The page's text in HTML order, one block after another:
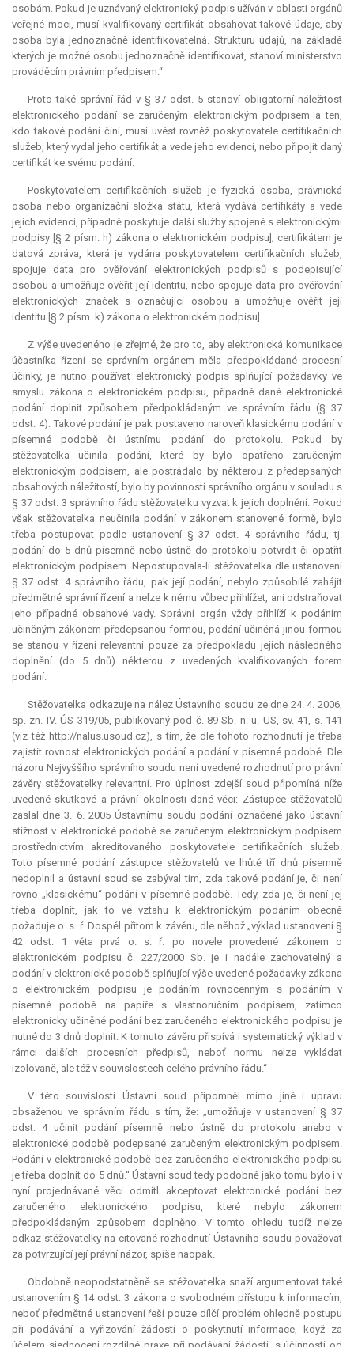
osobám. Pokud je uznávaný elektronický podpis užíván v oblasti orgánů
veřejné moci, musí kvalifikovaný certifikát obsahovat takové údaje, aby
osoba byla jednoznačně identifikovatelná. Strukturu údajů, na základě
kterých je možné osobu jednoznačně identifikovat, stanoví ministerstvo
prováděcím právním předpisem.“
Proto také správní řád v § 37 odst. 5 stanoví obligatorní náležitost
elektronického podání se zaručeným elektronickým podpisem a ten,
kdo takové podání činí, musí uvést rovněž poskytovatele certifikačních
služeb, který vydal jeho certifikát a vede jeho evidenci, nebo připojit daný
certifikát ke svému podání.
Poskytovatelem certifikačních služeb je fyzická osoba, právnická
osoba nebo organizační složka státu, která vydává certifikáty a vede
jejich evidenci, případně poskytuje další služby spojené s elektronickými
podpisy [§ 2 písm. h) zákona o elektronickém podpisu]; certifikátem je
datová zpráva, která je vydána poskytovatelem certifikačních služeb,
spojuje data pro ověřování elektronických podpisů s podepisující
osobou a umožňuje ověřit její identitu, nebo spojuje data pro ověřování
elektronických značek s označující osobou a umožňuje ověřit její
identitu [§ 2 písm. k) zákona o elektronickém podpisu].
Z výše uvedeného je zřejmé, že pro to, aby elektronická komunikace
účastníka řízení se správním orgánem měla předpokládané procesní
účinky, je nutno používat elektronický podpis splňující požadavky ve
smyslu zákona o elektronickém podpisu, případně dané elektronické
podání doplnit způsobem předpokládaným ve správním řádu (§ 37
odst. 4). Takové podání je pak postaveno naroveň klasickému podání v
písemné podobě či ústnímu podání do protokolu. Pokud by
stěžovatelka učinila podání, které by bylo opatřeno zaručeným
elektronickým podpisem, ale postrádalo by některou z předepsaných
obsahových náležitostí, bylo by povinností správního orgánu v souladu s
§ 37 odst. 3 správního řádu stěžovatelku vyzvat k jejich doplnění. Pokud
však stěžovatelka neučinila podání v zákonem stanovené formě, bylo
třeba postupovat podle ustanovení § 37 odst. 4 správního řádu, tj.
podání do 5 dnů písemně nebo ústně do protokolu potvrdit či opatřit
elektronickým podpisem. Nepostupovala-li stěžovatelka dle ustanovení
§ 37 odst. 4 správního řádu, pak její podání, nebylo způsobilé zahájit
předmětné správní řízení a nelze k němu vůbec přihlížet, ani odstraňovat
jeho případné obsahové vady. Správní orgán vždy přihlíží k podáním
učiněným zákonem předepsanou formou, podání učiněná jinou formou
se stanou v řízenírelevantní pouze za předpokladu jejich následného
doplnění (do 5 dnů) některou z uvedených kvalifikovaných forem
podání.
Stěžovatelka odkazuje na nález Ústavního soudu ze dne 24. 4. 2006,
sp. zn. IV. ÚS 319/05, publikovaný pod č. 89 Sb. n. u. US, sv. 41, s. 141
(viz též http://nalus.usoud.cz), s tím, že dle tohoto rozhodnutí je třeba
zajistit rovnost elektronických podání a podání v písemné podobě. Dle
názoru Nejvyššího správního soudu není uvedené rozhodnutí pro právní
závěry stěžovatelkyrelevantní. Pro úplnost zdejší soud připomíná níže
uvedené skutkové a právní okolnosti dané věci: Zástupce stěžovatelů
zaslal dne 3. 6. 2005 Ústavnímu soudu podání označené jako ústavní
stížnost v elektronické podobě se zaručeným elektronickým podpisem
prostřednictvím akreditovaného poskytovatele certifikačních služeb.
Toto písemné podání zástupce stěžovatelů ve lhůtě tří dnů písemně
nedoplnil a ústavní soud se zabýval tím, zda takové podání je, či není
rovno „klasickému“ podání v písemné podobě. Tedy, zda je, či není jej
třeba doplnit, jak to ve vztahu k elektronickým podáním obecně
požaduje o. s. ř. Dospěl přitom k závěru, dle něhož „výklad ustanovení §
42 odst. 1 věta prvá o. s. ř. po novele provedené zákonem o
elektronickém podpisu č. 227/2000 Sb. je i nadále zachovatelný a
podání v elektronické podobě splňující výše uvedené požadavky zákona
o elektronickém podpisu je podáním rovnocenným s podáním v
písemné podobě na papíře s vlastnoručním podpisem, zatímco
elektronicky učiněné podání bez zaručeného elektronického podpisu je
nutné do 3 dnů doplnit. K tomuto závěru přispívá i systematický výklad v
rámci dalších procesních předpisů, neboť normu nelze vykládat
izolovaně, ale též v souvislostech celého právního řádu.“
V této souvislosti Ústavní soud připomněl mimo jiné i úpravu
obsaženou ve správním řádu s tím, že: „umožňuje v ustanovení § 37
odst. 4 učinit podání písemně nebo ústně do protokolu anebo v
elektronické podobě podepsané zaručeným elektronickým podpisem.
Podání v elektronické podobě bez zaručeného elektronického podpisu
je třeba doplnit do 5 dnů.“ Ústavní soud tedy podobně jako tomu bylo i v
nyní projednávané věci odmítl akceptovat elektronické podání bez
zaručeného elektronického podpisu, které nebylo zákonem
předpokládaným způsobem doplněno. V tomto ohledu tudíž nelze
odkaz stěžovatelky na citované rozhodnutí Ústavního soudu považovat
za potvrzující její právní názor, spíše naopak.
Obdobně neopodstatněně se stěžovatelka snaží argumentovat také
ustanovením § 14 odst. 3 zákona o svobodném přístupu k informacím,
neboť předmětné ustanovení řeší pouze dílčí problém ohledně postupu
při podávání a vyřizování žádostí o poskytnutí informace, když za